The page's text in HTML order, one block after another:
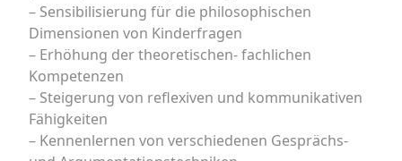
– Sensibilisierung für die philosophischen
Dimensionen von Kinderfragen
– Erhöhung der theoretischen- fachlichen
Kompetenzen
– Steigerung von reflexiven und kommunikativen
Fähigkeiten
– Kennenlernen von verschiedenen Gesprächs-